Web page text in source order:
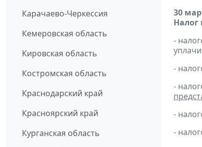
Карачаево-Черкессия
Кемеровская область
Кировская область
Костромская область
Краснодарский край
Красноярский край
Курганская область
30
Налог
-
-
-
-
-